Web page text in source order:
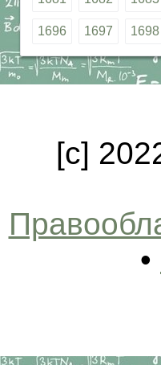
1696 1697 1698
[c]
•